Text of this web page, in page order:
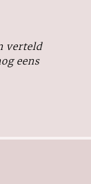
verteld
eens